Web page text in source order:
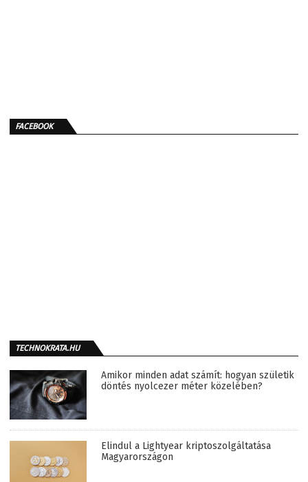
FACEBOOK
TECHNOKRATA.HU
Amikor minden adat számít: hogyan születik
döntés nyolcezer méter közelében?
Elindul a Lightyear kriptoszolgáltatása
Magyarországon